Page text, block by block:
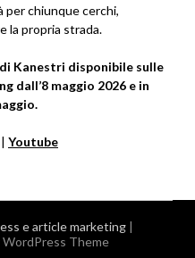
per chiunque cerchi,
la propria strada.
Kanestri disponibile sulle
dall’8 maggio 2026 e in
| Youtube
e article marketing |
Theme